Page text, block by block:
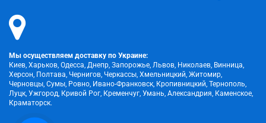
Мы осуществляем доставку по Украине:
Киев, Харьков, Одесса, Днепр, Запорожье, Львов, Николаев, Винница,
Херсон, Полтава, Чернигов, Черкассы, Хмельницкий, Житомир,
Черновцы, Сумы, Ровно, Ивано-Франковск, Кропивницкий, Тернополь,
Луцк, Ужгород, Кривой Рог, Кременчуг, Умань, Александрия, Каменское,
Краматорск.